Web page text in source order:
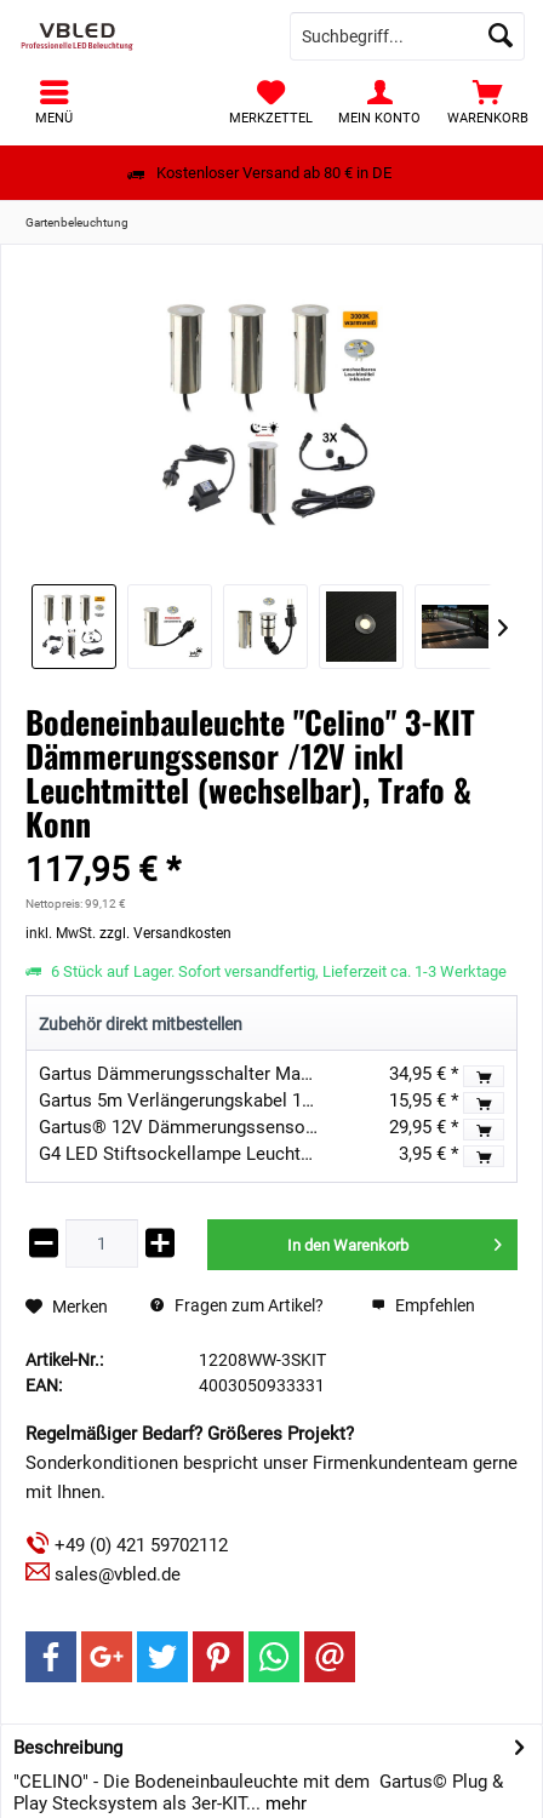
Kostenloser Versand ab 80 € in DE
WARENKORB
MERKZETTEL MEIN KONTO
MENÜ
Gartenbeleuchtung
Bodeneinbauleuchte "Celino" 3-KIT
Dämmerungssensor /12V inkl
Leuchtmittel (wechselbar), Trafo &
Konn
117,95 € *
Nettopreis: 99,12 €
inkl. MwSt. zzgl. Versandkosten
6 Stück auf Lager. Sofort versandfertig, Lieferzeit ca. 1-3 Werktage
Zubehör direkt mitbestellen
Gartus Dämmerungsschalter Max 54W für 12V Gartenbeleuchtung
34,95 € *
Gartus 5m Verlängerungskabel 12V - Außenbereich
15,95 € *
Gartus® 12V Dämmerungssensor IP65
29,95 € *
G4 LED Stiftsockellampe Leuchtmittel / 3 LEDs - 12V AC/DC - Warmweiss - 1W
3,95 € *
In den Warenkorb
Merken Fragen zum Artikel? Empfehlen
Artikel-Nr.:
12208WW-3SKIT
EAN:
4003050933331
Regelmäßiger Bedarf? Größeres Projekt?
Sonderkonditionen bespricht unser Firmenkundenteam gerne
mit Ihnen.
+49 (0) 421 59702112
sales@vbled.de
Beschreibung
"CELINO" - Die Bodeneinbauleuchte mit dem Gartus© Plug &
Play Stecksystem als 3er-KIT... mehr